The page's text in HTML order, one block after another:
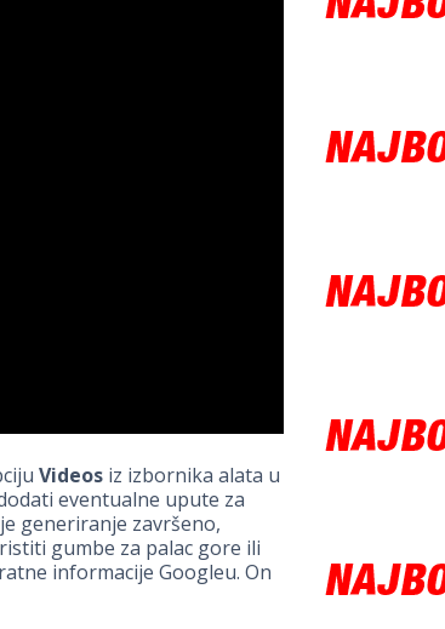
Videosiz izbornika alata u
eventualne upute za
generiranje završeno,
gumbe za palac gore ili
informacije Googleu. On